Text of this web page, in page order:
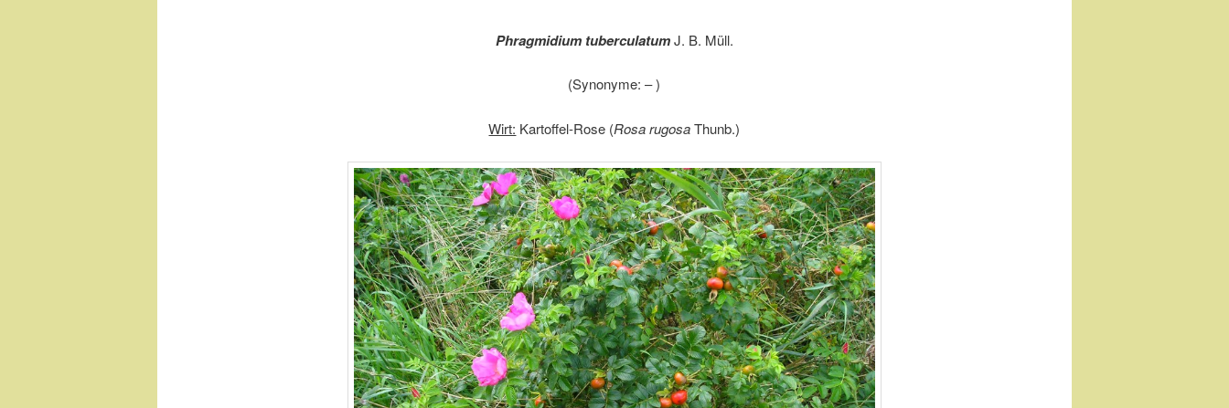
Phragmidium tuberculatumJ. B. Müll.
(Synonyme: – )
Wirt: Kartoffel-Rose (Rosa rugosaThunb.)